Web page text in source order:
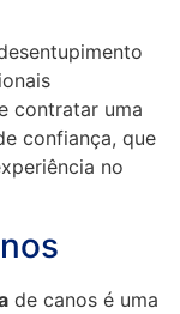
contratar uma
confiança, que
no
de canos é uma